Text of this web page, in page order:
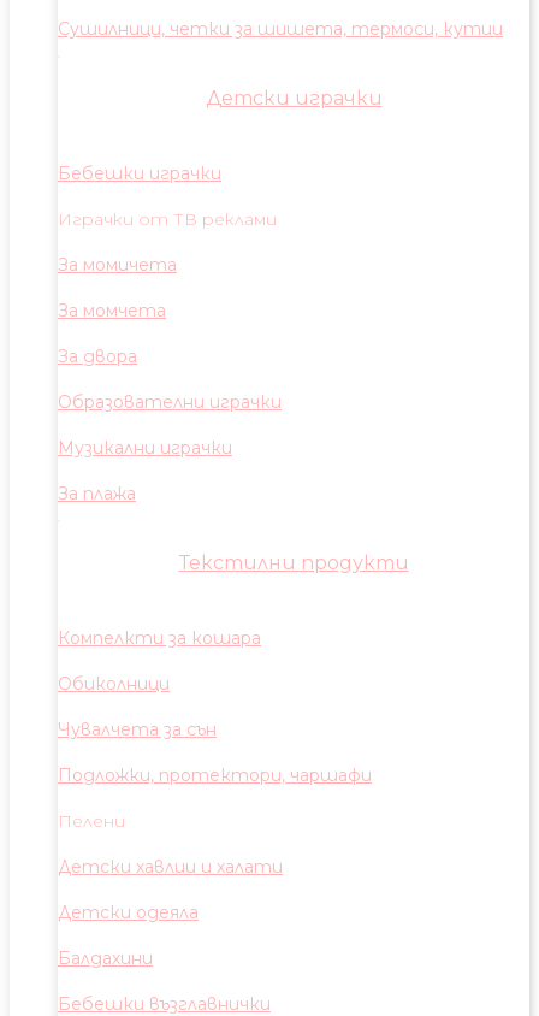
Сушилници, четки за шишета, термоси, кутии
Детски играчки
Бебешки играчки
Играчки от ТВ реклами
За момичета
За момчета
За двора
Образователни играчки
Музикални играчки
За плажа
Текстилни продукти
Компелкти за кошара
Обиколници
Чувалчета за сън
Подложки, протектори, чаршафи
Пелени
Детски хавлии и халати
Детски одеяла
Балдахини
Бебешки възглавнички